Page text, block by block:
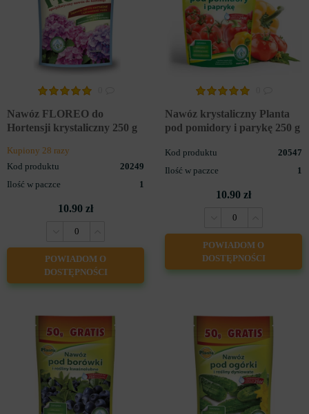
Nawóz FLOREO do
Hortensji krystaliczny 250 g
Kupiony 28 razy
Kod produktu
20249
Ilość w paczce
1
10.90 zł
POWIADOM O
DOSTĘPNOŚCI
Nawóz krystaliczny Planta
pod pomidory i parykę 250 g
Kod produktu
20547
Ilość w paczce
1
10.90 zł
POWIADOM O
DOSTĘPNOŚCI